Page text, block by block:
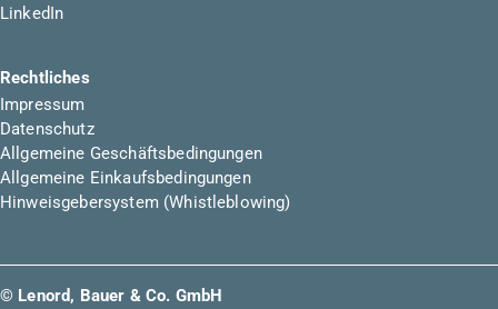
LinkedIn
Rechtliches
Impressum
Datenschutz
Allgemeine Geschäftsbedingungen
Allgemeine Einkaufsbedingungen
Hinweisgebersystem (Whistleblowing)
© Lenord, Bauer & Co. GmbH